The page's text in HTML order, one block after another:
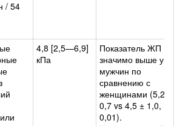
/ 54
4,8 [2,5—6,9]
кПа
Показатель ЖП
значимо выше у
мужчин по
сравнению с
женщинами (5,2 ±
0,7 vs 4,5 ± 1,0, P
0,01).